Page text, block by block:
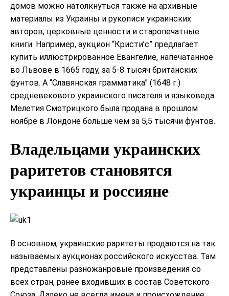
домов можно натолкнуться также на архивные
материалы из Украины и рукописи украинских
авторов, церковные ценности и старопечатные
книги. Например, аукцион “Кристи’с” предлагает
купить иллюстрированное Евангелие, напечатанное
во Львове в 1665 году, за 5-8 тысяч британских
фунтов. А “Славянская грамматика” (1648 г.)
средневекового украинского писателя и языковеда
Мелетия Смотрицкого была продана в прошлом
ноябре в Лондоне больше чем за 5,5 тысячи фунтов.
Владельцами украинских
раритетов становятся
украинцы и россияне
В основном, украинские раритеты продаются на так
называемых аукционах российского искусства. Там
представлены разножанровые произведения со
всех стран, ранее входивших в состав Советского